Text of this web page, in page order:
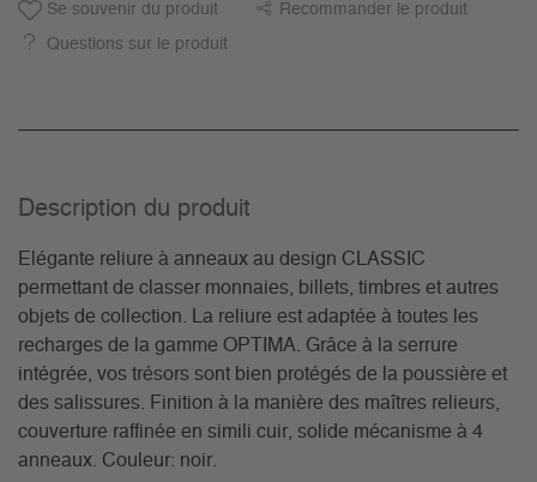
Se souvenir du produit Recommander le produit
Questions sur le produit
Description du­ produit
Elégante reliure à anneaux au design CLASSIC
permettant de classer monnaies, billets, timbres et autres
objets de collection. La reliure est adaptée à toutes les
recharges de la gamme OPTIMA. Grâce à la serrure
intégrée, vos trésors sont bien protégés de la poussière et
des salissures. Finition à la manière des maîtres relieurs,
couverture raffinée en simili cuir, solide mécanisme à 4
anneaux. Couleur: noir.